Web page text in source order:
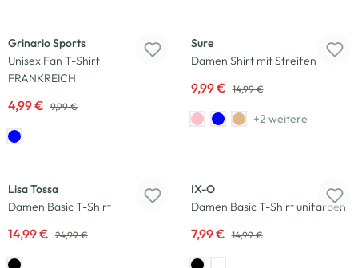
Grinario Sports
Unisex Fan T-Shirt
FRANKREICH
4,99 € 9,99 €
Sure
Damen Shirt mit Streifen
9,99 € 14,99 €
+2 weitere
Lisa Tossa
Damen Basic T-Shirt
14,99 € 24,99 €
IX-O
Damen Basic T-Shirt unifarben
7,99 € 14,99 €